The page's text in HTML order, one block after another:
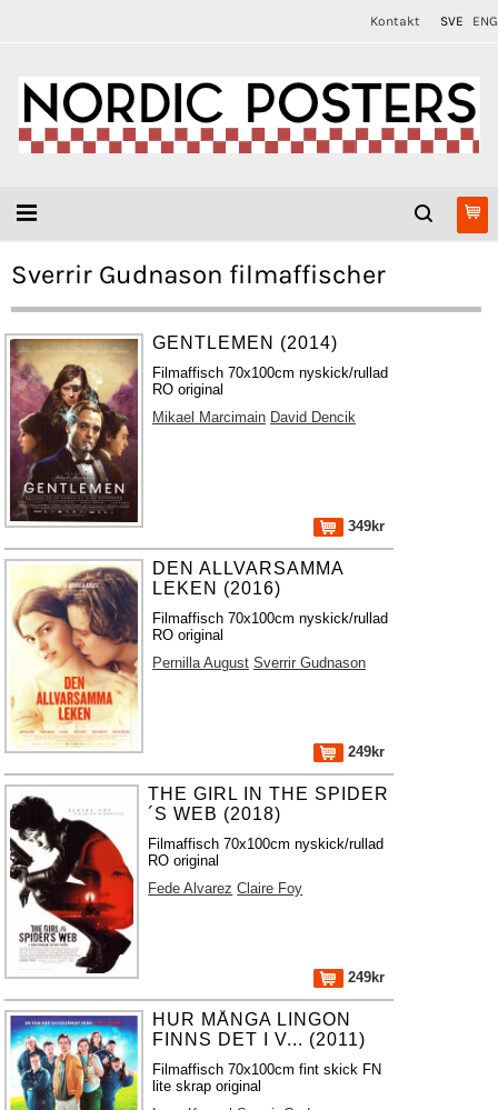
Kontakt SVE ENG
Sverrir Gudnason filmaffischer
GENTLEMEN (2014)
Filmaffisch 70x100cm nyskick/rullad
RO original
Mikael Marcimain David Dencik
349kr
DEN ALLVARSAMMA
LEKEN (2016)
Filmaffisch 70x100cm nyskick/rullad
RO original
Pernilla August Sverrir Gudnason
249kr
THE GIRL IN THE SPIDER
´S WEB (2018)
Filmaffisch 70x100cm nyskick/rullad
RO original
Fede Alvarez Claire Foy
249kr
HUR MÅNGA LINGON
FINNS DET I V... (2011)
Filmaffisch 70x100cm fint skick FN
lite skrap original